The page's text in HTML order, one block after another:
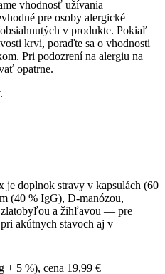
vhodnosť užívania
pre osoby alergické
v produkte. Pokiaľ
krvi, poraďte sa o vhodnosti
Pri podozrení na alergiu na
opatrne.
doplnok stravy v kapsulách (60
(40 % IgG), D-manózou,
zlatobyľou a žihľavou — pre
akútnych stavoch aj v
+ 5 %), cena 19,99 €